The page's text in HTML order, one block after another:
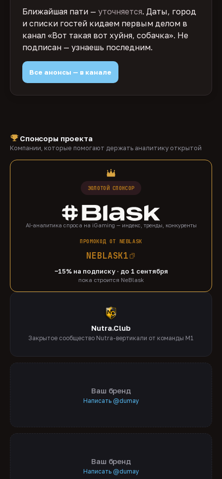
Ближайшая пати — уточняется. Даты, город
и списки гостей кидаем первым делом в
канал «Вот такая вот хуйня, собачка». Не
подписан — узнаешь последним.
Все анонсы — в канале
Спонсоры проекта
Компании, которые помогают держать аналитику открытой
ЗОЛОТОЙ СПОНСОР
AI-аналитика спроса на iGaming — индекс, тренды, конкуренты
ПРОМОКОД ОТ NEBLASK
NEBLASK1
−15% на подписку · до 1 сентября
пока строится NeBlask
Nutra.Club
Закрытое сообщество Nutra-вертикали от команды M1
Ваш бренд
Написать @dumay
Ваш бренд
Написать @dumay